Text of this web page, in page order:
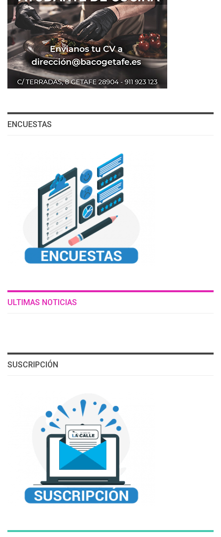
ENCUESTAS
ULTIMAS NOTICIAS
SUSCRIPCIÓN